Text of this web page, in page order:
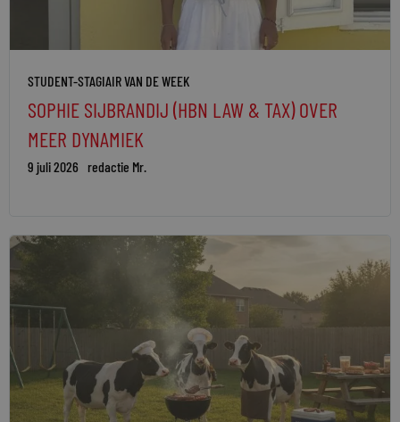
STUDENT-STAGIAIR VAN DE WEEK
SOPHIE SIJBRANDIJ (HBN LAW & TAX) OVER
MEER DYNAMIEK
9 juli 2026 redactie Mr.